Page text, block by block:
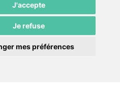
J'accepte
Je refuse
mes préférences